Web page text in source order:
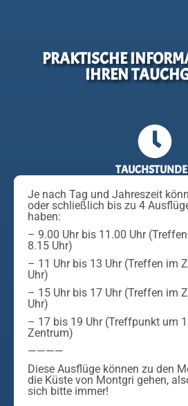
PRAKTISCHE
IHREN
Je nach Tag und Jahreszeit
oder schließlich bis zu 4
haben:
– 9.00 Uhr bis 11.00 Uhr
8.15 Uhr)
– 11 Uhr bis 13 Uhr (Treffen im
Uhr)
– 15 Uhr bis 17 Uhr (Treffen im
Uhr)
– 17 bis 19 Uhr (Treffpunkt um
Zentrum)
————
Diese Ausflüge können zu den
die Küste von Montgri gehen,
sich bitte immer!